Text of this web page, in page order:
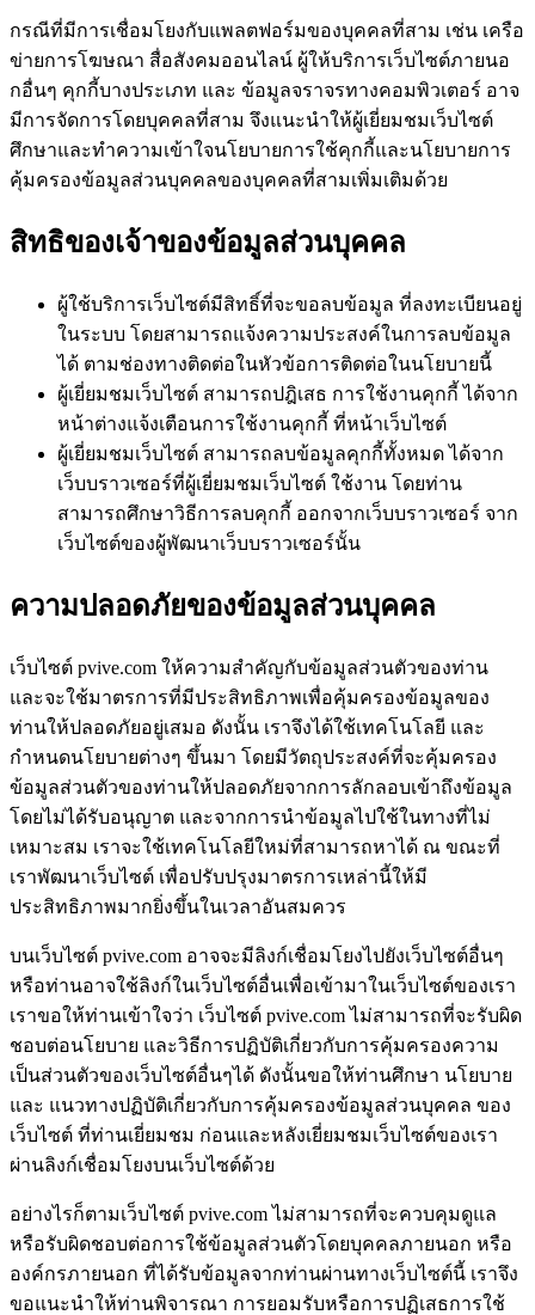
กรณีที่มีการเชื่อมโยงกับแพลตฟอร์มของบุคคลที่สาม เช่น เครือ
ข่ายการโฆษณา สื่อสังคมออนไลน์ ผู้ให้บริการเว็บไซต์ภายนอ
กอื่นๆ คุกกี้บางประเภท และ ข้อมูลจราจรทางคอมพิวเตอร์ อาจ
มีการจัดการโดยบุคคลที่สาม จึงแนะนำให้ผู้เยี่ยมชมเว็บไซต์
ศึกษาและทำความเข้าใจนโยบายการใช้คุกกี้และนโยบายการ
คุ้มครองข้อมูลส่วนบุคคลของบุคคลที่สามเพิ่มเติมด้วย
สิทธิของเจ้าของข้อมูลส่วนบุคคล
ผู้ใช้บริการเว็บไซต์มีสิทธิ์ที่จะขอลบข้อมูล ที่ลงทะเบียนอยู่
ในระบบ โดยสามารถแจ้งความประสงค์ในการลบข้อมูล
ได้ ตามช่องทางติดต่อในหัวข้อการติดต่อในนโยบายนี้
ผู้เยี่ยมชมเว็บไซต์ สามารถปฎิเสธ การใช้งานคุกกี้ ได้จาก
หน้าต่างแจ้งเตือนการใช้งานคุกกี้ ที่หน้าเว็บไซต์
ผู้เยี่ยมชมเว็บไซต์ สามารถลบข้อมูลคุกกี้ทั้งหมด ได้จาก
เว็บบราวเซอร์ที่ผู้เยี่ยมชมเว็บไซต์ ใช้งาน โดยท่าน
สามารถศึกษาวิธีการลบคุกกี้ ออกจากเว็บบราวเซอร์ จาก
เว็บไซต์ของผู้พัฒนาเว็บบราวเซอร์นั้น
ความปลอดภัยของข้อมูลส่วนบุคคล
เว็บไซต์ pvive.com ให้ความสำคัญกับข้อมูลส่วนตัวของท่าน
และจะใช้มาตรการที่มีประสิทธิภาพเพื่อคุ้มครองข้อมูลของ
ท่านให้ปลอดภัยอยู่เสมอ ดังนั้น เราจึงได้ใช้เทคโนโลยี และ
กำหนดนโยบายต่างๆ ขึ้นมา โดยมีวัตถุประสงค์ที่จะคุ้มครอง
ข้อมูลส่วนตัวของท่านให้ปลอดภัยจากการลักลอบเข้าถึงข้อมูล
โดยไม่ได้รับอนุญาต และจากการนำข้อมูลไปใช้ในทางที่ไม่
เหมาะสม เราจะใช้เทคโนโลยีใหม่ที่สามารถหาได้ ณ ขณะที่
เราพัฒนาเว็บไซต์ เพื่อปรับปรุงมาตรการเหล่านี้ให้มี
ประสิทธิภาพมากยิ่งขึ้นในเวลาอันสมควร
บนเว็บไซต์ pvive.com อาจจะมีลิงก์เชื่อมโยงไปยังเว็บไซต์อื่นๆ
หรือท่านอาจใช้ลิงก์ในเว็บไซต์อื่นเพื่อเข้ามาในเว็บไซต์ของเรา
เราขอให้ท่านเข้าใจว่า เว็บไซต์ pvive.com ไม่สามารถที่จะรับผิด
ชอบต่อนโยบาย และวิธีการปฏิบัติเกี่ยวกับการคุ้มครองความ
เป็นส่วนตัวของเว็บไซต์อื่นๆได้ ดังนั้นขอให้ท่านศึกษา นโยบาย
และ แนวทางปฏิบัติเกี่ยวกับการคุ้มครองข้อมูลส่วนบุคคล ของ
เว็บไซต์ ที่ท่านเยี่ยมชม ก่อนและหลังเยี่ยมชมเว็บไซต์ของเรา
ผ่านลิงก์เชื่อมโยงบนเว็บไซต์ด้วย
อย่างไรก็ตามเว็บไซต์ pvive.com ไม่สามารถที่จะควบคุมดูแล
หรือรับผิดชอบต่อการใช้ข้อมูลส่วนตัวโดยบุคคลภายนอก หรือ
องค์กรภายนอก ที่ได้รับข้อมูลจากท่านผ่านทางเว็บไซต์นี้ เราจึง
ขอแนะนำให้ท่านพิจารณา การยอมรับหรือการปฏิเสธการใช้